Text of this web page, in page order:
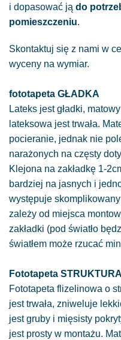
i dopasować ją do
pomieszczeniu.
Skontaktuj się z nami w
wyceny na wymiar.
fototapeta GŁADKA
Lateks jest gładki,
lateksowa jest trwała.
pocieranie, jednak nie
narażonych na częsty
Klejona na zakładkę 1-
bardziej na jasnych i
występuje
zależy od miejsca
zakładki (pod światło
światłem może rzucać
Fototapeta
Fototapeta flizelinowa o
jest trwała, zniweluje
jest gruby i mięsisty
jest prosty w montażu.